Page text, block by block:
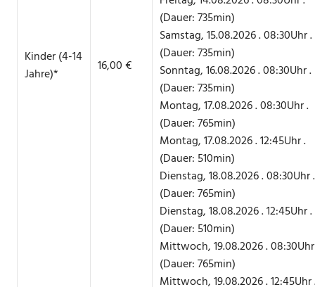
Kinder (4-14
Jahre)*
16,00 €
(Dauer: 735min)
Samstag, 15.08.2026 . 08:30Uhr .
(Dauer: 735min)
Sonntag, 16.08.2026 . 08:30Uhr .
(Dauer: 735min)
Montag, 17.08.2026 . 08:30Uhr .
(Dauer: 765min)
Montag, 17.08.2026 . 12:45Uhr .
(Dauer: 510min)
Dienstag, 18.08.2026 . 08:30Uhr .
(Dauer: 765min)
Dienstag, 18.08.2026 . 12:45Uhr .
(Dauer: 510min)
Mittwoch, 19.08.2026 .
(Dauer: 765min)
Mittwoch, 19.08.2026 . 12:45Uhr